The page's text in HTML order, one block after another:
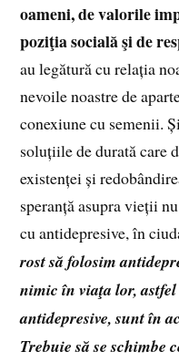
oameni, de valorile
poziţia socială şi de
au legătură cu relația
nevoile noastre de
conexiune cu semenii.
soluțiile de durată care
existenței și
speranță asupra vieții
cu antidepresive, în
rost să folosim
nimic în viaţa lor,
antidepresive, sunt în
Trebuie să se schimbe